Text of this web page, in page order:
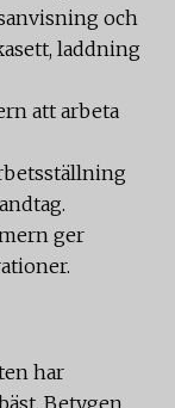
och
laddning
att arbeta
ger
har
Betygen